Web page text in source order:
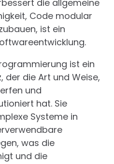
die allgemeine
Code modular
ist ein
ist ein
die Art und Weise,
und
hat. Sie
Systeme in
was die
und die